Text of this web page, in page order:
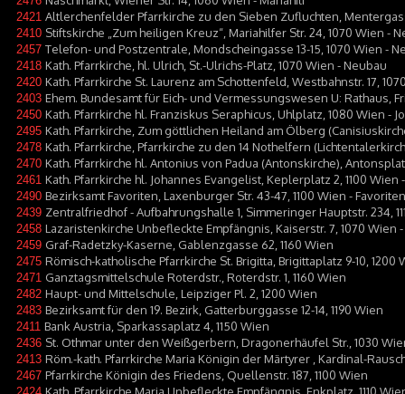
2421 Altlerchenfelder Pfarrkirche zu den Sieben Zufluchten,
2410 Stiftskirche „Zum heiligen Kreuz“, Mariahilfer Str. 24, 1070 Wien -
2457 Telefon- und Postzentrale, Mondscheingasse 13-15, 1070 Wien -
2418 Kath. Pfarrkirche, hl. Ulrich, St.-Ulrichs-Platz, 1070 Wien - Neubau
2420 Kath. Pfarrkirche St. Laurenz am Schottenfeld, Westbahnstr. 17,
2403 Ehem. Bundesamt für Eich- und Vermessungswesen U: Rathaus,
2450 Kath. Pfarrkirche hl. Franziskus Seraphicus, Uhlplatz, 1080 Wien -
2495 Kath. Pfarrkirche, Zum göttlichen Heiland am Ölberg
2478 Kath. Pfarrkirche, Pfarrkirche zu den 14 Nothelfern
2470 Kath. Pfarrkirche hl. Antonius von Padua (Antonskirche),
2461 Kath. Pfarrkirche hl. Johannes Evangelist, Keplerplatz 2, 1100 Wien
2490 Bezirksamt Favoriten, Laxenburger Str. 43-47, 1100 Wien - Favoriten
2439 Zentralfriedhof - Aufbahrungshalle 1, Simmeringer Hauptstr. 234,
2458 Lazaristenkirche Unbefleckte Empfängnis, Kaiserstr. 7, 1070 Wien
2459 Graf-Radetzky-Kaserne, Gablenzgasse 62, 1160 Wien
2475 Römisch-katholische Pfarrkirche St. Brigitta, Brigittaplatz 9-10, 1200
2471 Ganztagsmittelschule Roterdstr., Roterdstr. 1, 1160 Wien
2482 Haupt- und Mittelschule, Leipziger Pl. 2, 1200 Wien
2483 Bezirksamt für den 19. Bezirk, Gatterburggasse 12-14, 1190 Wien
2411 Bank Austria, Sparkassaplatz 4, 1150 Wien
2436 St. Othmar unter den Weißgerbern, Dragonerhäufel Str., 1030
2413 Röm.-kath. Pfarrkirche Maria Königin der Märtyrer , Kardinal-
2467 Pfarrkirche Königin des Friedens, Quellenstr. 187, 1100 Wien